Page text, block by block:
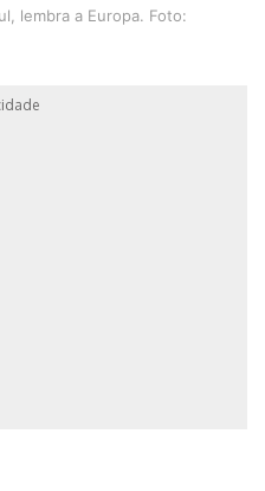
lembra a Europa. Foto: